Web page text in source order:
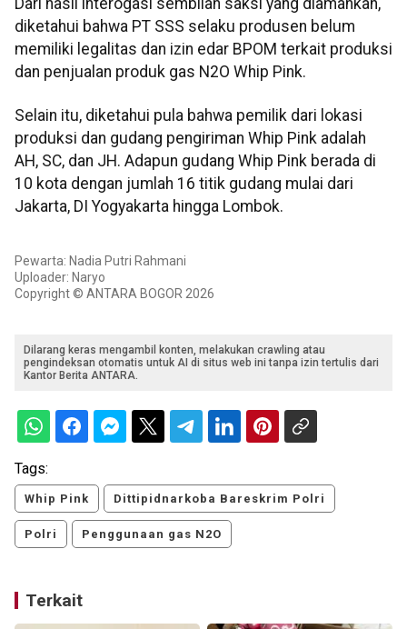
Dari hasil interogasi sembilan saksi yang diamankan,
diketahui bahwa PT SSS selaku produsen belum
memiliki legalitas dan izin edar BPOM terkait produksi
dan penjualan produk gas N2O Whip Pink.
Selain itu, diketahui pula bahwa pemilik dari lokasi
produksi dan gudang pengiriman Whip Pink adalah
AH, SC, dan JH. Adapun gudang Whip Pink berada di
10 kota dengan jumlah 16 titik gudang mulai dari
Jakarta, DI Yogyakarta hingga Lombok.
Pewarta: Nadia Putri Rahmani
Uploader: Naryo
Copyright © ANTARA BOGOR 2026
Dilarang keras mengambil konten, melakukan crawling atau
pengindeksan otomatis untuk AI di situs web ini tanpa izin tertulis dari
Kantor Berita ANTARA.
Tags:
Whip Pink Dittipidnarkoba Bareskrim Polri
Polri Penggunaan gas N2O
Terkait